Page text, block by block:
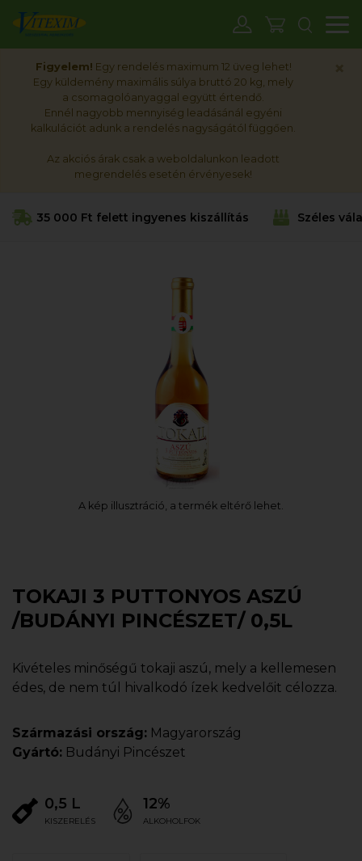
Figyelem! Egy rendelés maximum 12 üveg lehet!
Egy küldemény maximális súlya bruttó 20 kg, mely
a csomagolóanyaggal együtt értendő.
Ennél nagyobb mennyiség leadásánál egyéni
kalkulációt adunk a rendelés nagyságától függően.
Az akciós árak csak a weboldalunkon leadott
megrendelés esetén érvényesek!
35 000 Ft felett ingyenes kiszállítás Széles
A kép illusztráció, a termék eltérő lehet.
TOKAJI 3 PUTTONYOS ASZÚ
/BUDÁNYI PINCÉSZET/ 0,5L
Kivételes minőségű tokaji aszú, mely a kellemesen
édes, de nem túl hivalkodó ízek kedvelőit célozza.
Származási ország: Magyarország
Gyártó: Budányi Pincészet
0,5 L
KISZERELÉS
12%
ALKOHOLFOK